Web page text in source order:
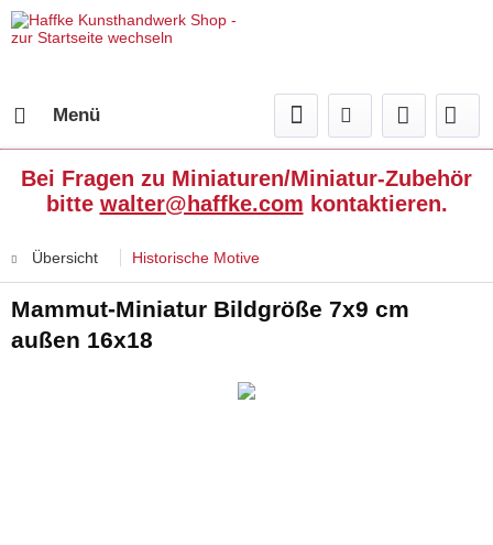
Menü
Bei Fragen zu Miniaturen/Miniatur-Zubehör
bitte walter@haffke.com kontaktieren.
Übersicht Historische Motive
Mammut-Miniatur Bildgröße 7x9 cm
außen 16x18